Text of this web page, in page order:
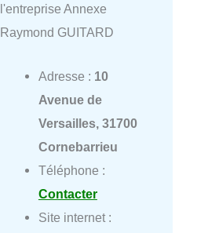
l'entreprise Annexe
Raymond GUITARD
Adresse : 10
Avenue de
Versailles, 31700
Cornebarrieu
Téléphone :
Contacter
Site internet :